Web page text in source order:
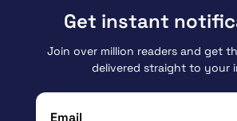
Get instant
Join over million readers and get
delivered straight to your